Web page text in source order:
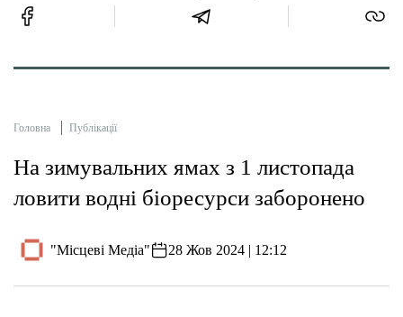
Головна Публікації
На зимувальних ямах з 1 листопада
ловити водні біоресурси заборонено
"Місцеві Медіа" 28 Жов 2024 | 12:12